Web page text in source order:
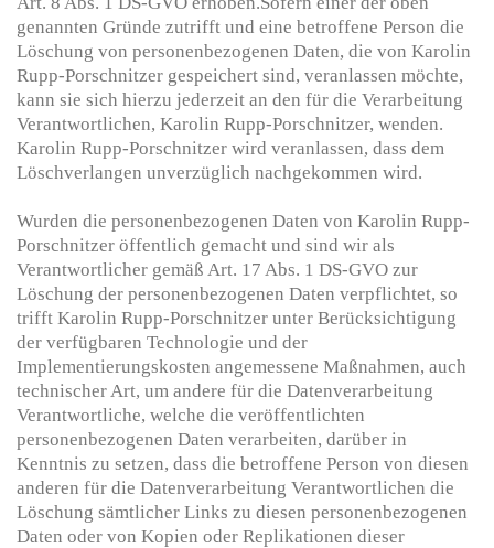
genannten Gründe zutrifft und eine betroffene Person die
Löschung von personenbezogenen Daten, die von Karolin
Rupp-Porschnitzer gespeichert sind, veranlassen möchte,
kann sie sich hierzu jederzeit an den für die Verarbeitung
Verantwortlichen, Karolin Rupp-Porschnitzer, wenden.
Karolin Rupp-Porschnitzer wird veranlassen, dass dem
Löschverlangen unverzüglich nachgekommen wird.
Wurden die personenbezogenen Daten von Karolin Rupp-
Porschnitzer öffentlich gemacht und sind wir als
Verantwortlicher gemäß Art. 17 Abs. 1 DS-GVO zur
Löschung der personenbezogenen Daten verpflichtet, so
trifft Karolin Rupp-Porschnitzer unter Berücksichtigung
der verfügbaren Technologie und der
Implementierungskosten angemessene Maßnahmen, auch
technischer Art, um andere für die Datenverarbeitung
Verantwortliche, welche die veröffentlichten
personenbezogenen Daten verarbeiten, darüber in
Kenntnis zu setzen, dass die betroffene Person von diesen
anderen für die Datenverarbeitung Verantwortlichen die
Löschung sämtlicher Links zu diesen personenbezogenen
Daten oder von Kopien oder Replikationen dieser